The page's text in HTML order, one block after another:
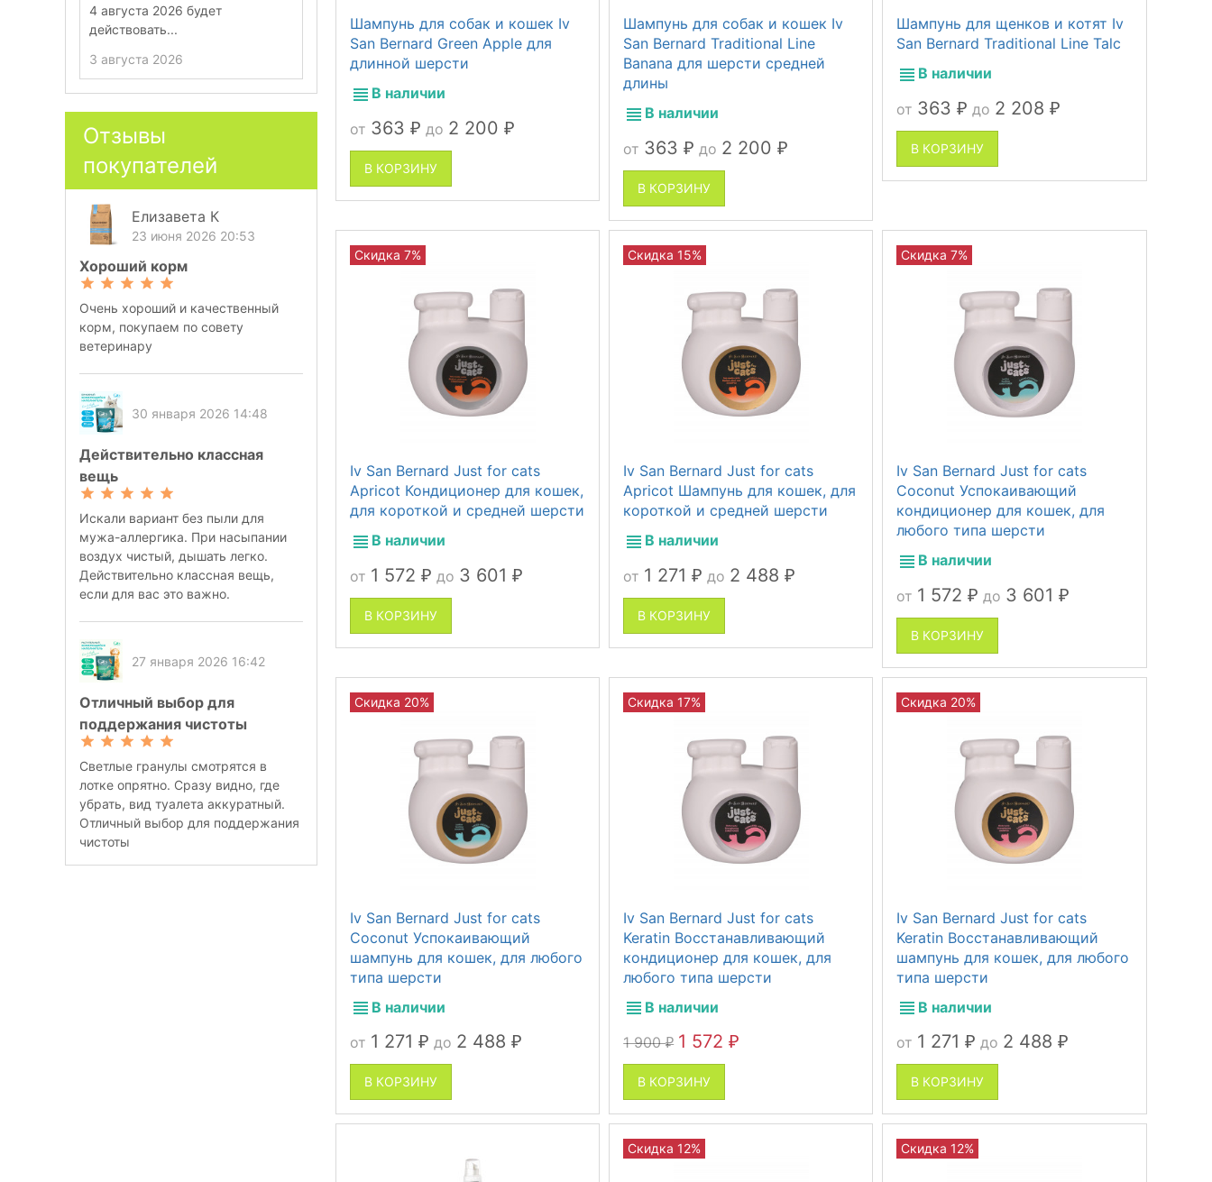
Шампунь для собак и кошек Iv
San Bernard Green Apple для
длинной шерсти
В наличии
от 363 ₽ до 2 200 ₽
В КОРЗИНУ
Шампунь для собак и кошек Iv
San Bernard Traditional Line
Banana для шерсти средней
длины
В наличии
от 363₽ до 2 200₽
В КОРЗИНУ
Шампунь для щенков и котят Iv
San Bernard Traditional Line Talc
В наличии
от 363₽ до 2 208₽
В КОРЗИНУ
Iv San Bernard Just for cats
Apricot Кондиционер для кошек,
для короткой и средней шерсти
В наличии
от 1 572 ₽ до 3 601 ₽
В КОРЗИНУ
Скидка 7%
Iv San Bernard Just for cats
Apricot Шампунь для кошек, для
короткой и средней шерсти
В наличии
от 1 271₽ до 2 488₽
В КОРЗИНУ
Скидка 15%
Iv San Bernard Just for cats
Coconut Успокаивающий
кондиционер для кошек, для
любого типа шерсти
В наличии
от 1 572₽ до 3 601₽
В КОРЗИНУ
Скидка 7%
Iv San Bernard Just for cats
Coconut Успокаивающий
шампунь для кошек, для любого
типа шерсти
В наличии
от 1 271 ₽ до 2 488 ₽
В КОРЗИНУ
Скидка 20%
Iv San Bernard Just for cats
Keratin Восстанавливающий
кондиционер для кошек, для
любого типа шерсти
В наличии
1 900₽ 1 572₽
В КОРЗИНУ
Скидка 17%
Iv San Bernard Just for cats
Keratin Восстанавливающий
шампунь для кошек, для любого
типа шерсти
В наличии
от 1 271₽ до 2 488₽
В КОРЗИНУ
Скидка 20%
Скидка 12% Скидка 12%
4 августа 2026 будет
действовать...
3 августа 2026
действовать...
27 июля 2026
действовать...
20 июля 2026
Отзывы
покупателей
Елизавета К
23 июня 2026 20:53
Хороший корм
Очень хороший и качественный
корм, покупаем по совету
ветеринару
30 января 2026 14:48
Действительно классная
вещь
Искали вариант без пыли для
мужа-аллергика. При насыпании
воздух чистый, дышать легко.
Действительно классная вещь,
если для вас это важно.
27 января 2026 16:42
Отличный выбор для
поддержания чистоты
Светлые гранулы смотрятся в
лотке опрятно. Сразу видно, где
убрать, вид туалета аккуратный.
Отличный выбор для поддержания
чистоты